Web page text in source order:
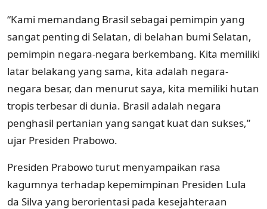
“Kami memandang Brasil sebagai pemimpin yang
sangat penting di Selatan, di belahan bumi Selatan,
pemimpin negara-negara berkembang. Kita memiliki
latar belakang yang sama, kita adalah negara-
negara besar, dan menurut saya, kita memiliki hutan
tropis terbesar di dunia. Brasil adalah negara
penghasil pertanian yang sangat kuat dan sukses,”
ujar Presiden Prabowo.
Presiden Prabowo turut menyampaikan rasa
kagumnya terhadap kepemimpinan Presiden Lula
da Silva yang berorientasi pada kesejahteraan